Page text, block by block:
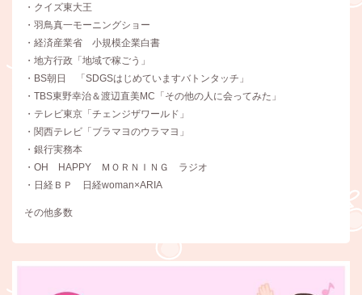
・クイズ東大王
・羽鳥真一モーニングショー
・経済産業省 小規模企業白書
・地方行政「地域で稼ごう」
・BS朝日 「SDGSはじめていますバトンタッチ」
・TBS東野幸治＆渡辺直美MC「その他の人に会ってみた」
・テレビ東京「チェンジザワールド」
・関西テレビ「ブラマヨのウラマヨ」
・銀行実務本
・OH HAPPY ＭＯＲＮＩＮＧ ラジオ
・日経ＢＰ 日経woman×ARIA
その他多数